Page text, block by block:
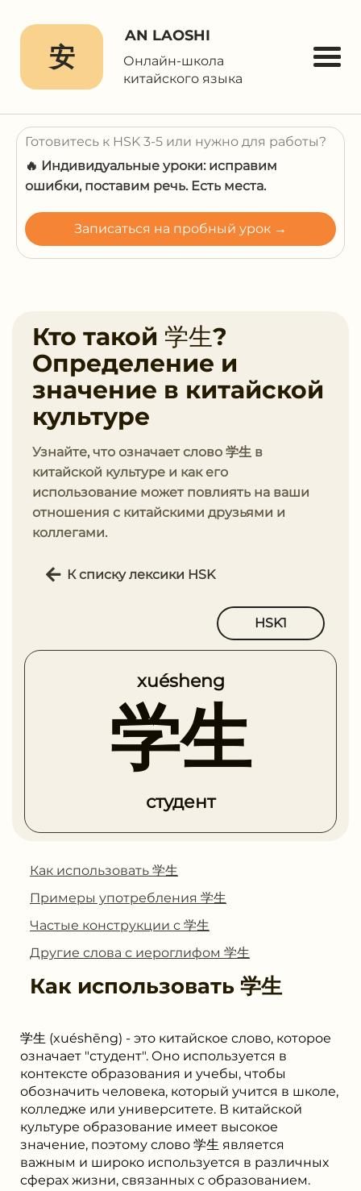
安
AN LAOSHI
Онлайн-школа
китайского языка
Готовитесь к HSK 3-5 или нужно для работы?
🔥 Индивидуальные уроки: исправим
ошибки, поставим речь. Есть места.
Записаться на пробный урок →
Кто такой 学生?
Определение и
значение в китайской
культуре
Узнайте, что означает слово 学生 в
китайской культуре и как его
использование может повлиять на ваши
отношения с китайскими друзьями и
коллегами.
К списку лексики HSK
HSK1
xuésheng
学生
студент
Как использовать 学生
Примеры употребления 学生
Частые конструкции с 学生
Другие слова с иероглифом 学生
Как использовать 学生
学生 (xuéshēng) - это китайское слово, которое
означает "студент". Оно используется в
контексте образования и учебы, чтобы
обозначить человека, который учится в школе,
колледже или университете. В китайской
культуре образование имеет высокое
значение, поэтому слово 学生 является
важным и широко используется в различных
сферах жизни, связанных с образованием.